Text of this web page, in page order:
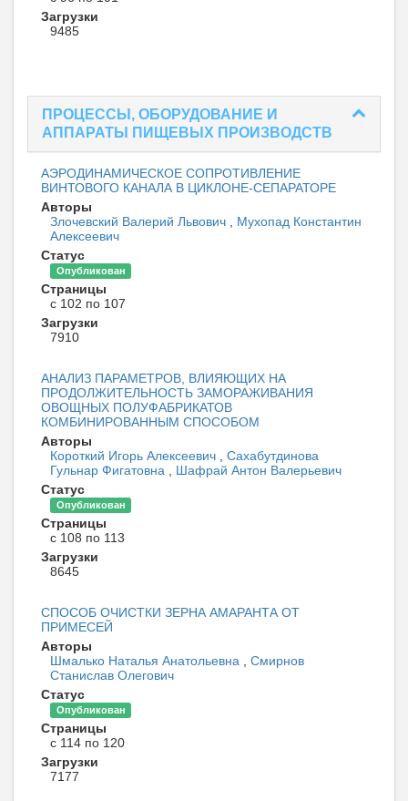
Загрузки
9485
ПРОЦЕССЫ, ОБОРУДОВАНИЕ И
АППАРАТЫ ПИЩЕВЫХ ПРОИЗВОДСТВ
АЭРОДИНАМИЧЕСКОЕ СОПРОТИВЛЕНИЕ
ВИНТОВОГО КАНАЛА В ЦИКЛОНЕ-СЕПАРАТОРЕ
Авторы
Злочевский Валерий Львович
Мухопад Константин
Алексеевич
Статус
Опубликован
Страницы
с 102 по 107
Загрузки
7910
АНАЛИЗ ПАРАМЕТРОВ, ВЛИЯЮЩИХ НА
ПРОДОЛЖИТЕЛЬНОСТЬ ЗАМОРАЖИВАНИЯ
ОВОЩНЫХ ПОЛУФАБРИКАТОВ
КОМБИНИРОВАННЫМ СПОСОБОМ
Авторы
Короткий Игорь Алексеевич
Сахабутдинова
Гульнар Фигатовна
Шафрай Антон Валерьевич
Статус
Опубликован
Страницы
с 108 по 113
Загрузки
8645
СПОСОБ ОЧИСТКИ ЗЕРНА АМАРАНТА ОТ
ПРИМЕСЕЙ
Авторы
Шмалько Наталья Анатольевна
Смирнов
Станислав Олегович
Статус
Опубликован
Страницы
с 114 по 120
Загрузки
7177